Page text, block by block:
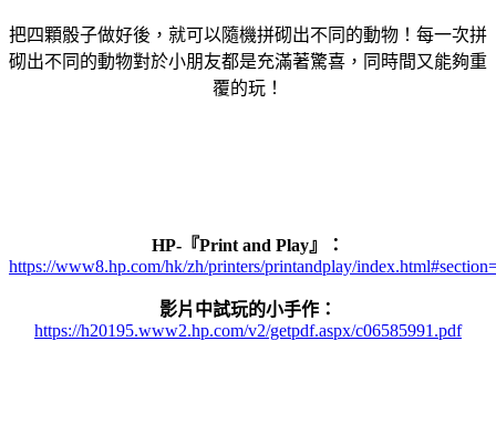
把四顆骰子做好後，就可以隨機拼砌出不同的動物！每一次拼
砌出不同的動物對於小朋友都是充滿著驚喜，同時間又能夠重
覆的玩！
HP-『Print and Play』：
https://www8.hp.com/hk/zh/printers/printandplay/
影片中試玩的小手作：
https://h20195.www2.hp.com/v2/getpdf.aspx/c06585991.pdf